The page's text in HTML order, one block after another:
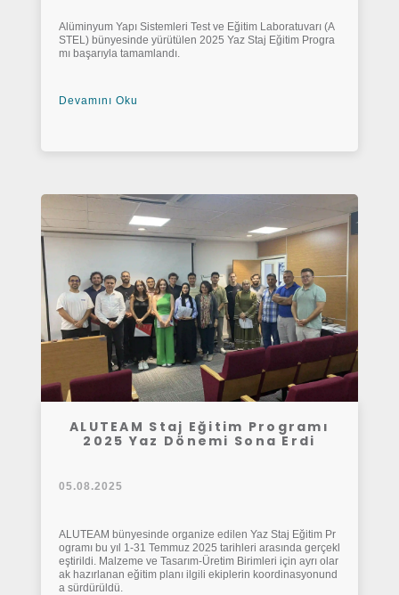
Alüminyum Yapı Sistemleri Test ve Eğitim Laboratuvarı (A
STEL) bünyesinde yürütülen 2025 Yaz Staj Eğitim Progra
mı başarıyla tamamlandı.
Devamını Oku
ALUTEAM Staj Eğitim Programı
2025 Yaz Dönemi Sona Erdi
05.08.2025
ALUTEAM bünyesinde organize edilen Yaz Staj Eğitim Pr
ogramı bu yıl 1-31 Temmuz 2025 tarihleri arasında gerçekl
eştirildi. Malzeme ve Tasarım-Üretim Birimleri için ayrı olar
ak hazırlanan eğitim planı ilgili ekiplerin koordinasyonund
a sürdürüldü.